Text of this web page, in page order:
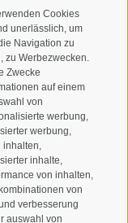
Cookies
unerlässlich, um
Navigation zu
zu Werbezwecken.
Zwecke
auf einem
von
werbung,
werbung,
inhalten,
inhalte,
von inhalten,
von
verbesserung
auswahl von